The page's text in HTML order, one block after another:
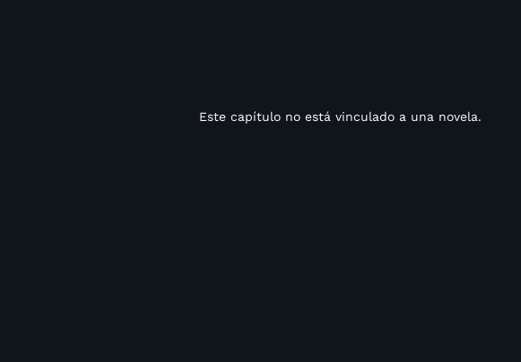
Este capítulo no está vinculado a una novela.